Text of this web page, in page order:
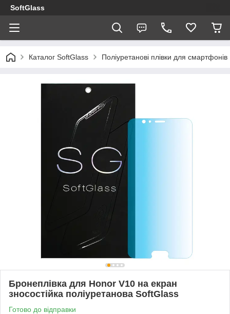
SoftGlass
Каталог SoftGlass Поліуретанові плівки для смартфонів
Бронеплівка для Honor V10 на екран
зносостійка поліуретанова SoftGlass
Готово до відправки